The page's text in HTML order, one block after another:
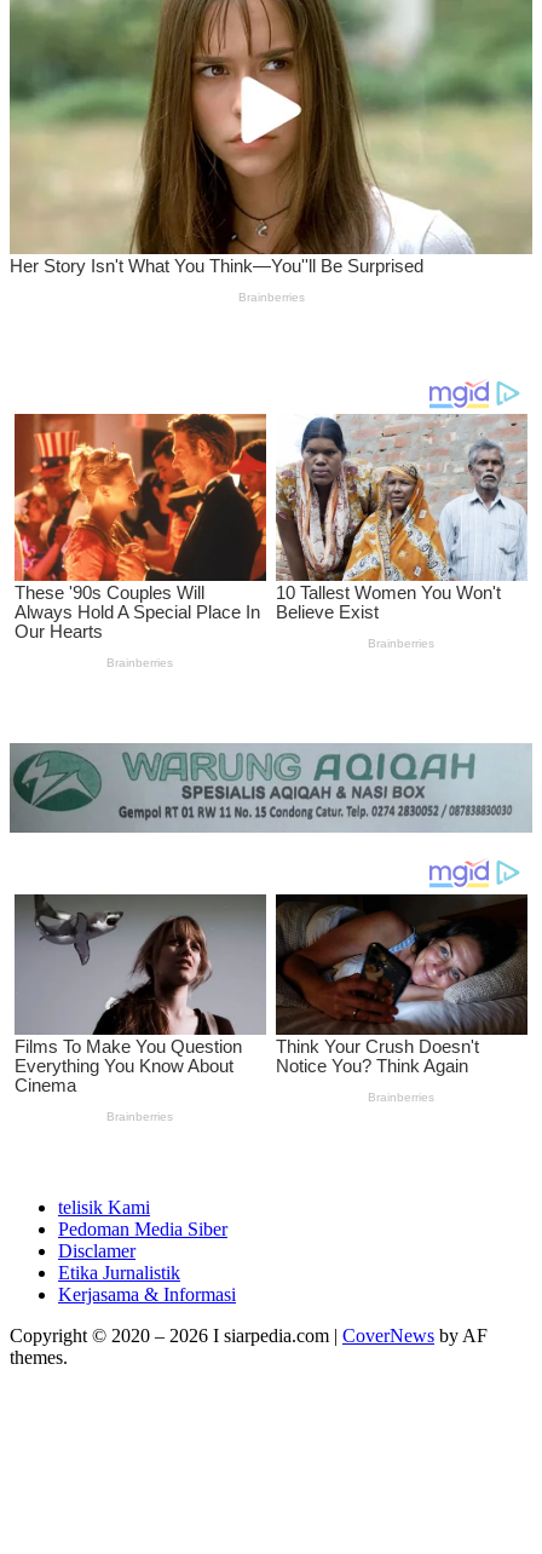
telisik Kami
Pedoman Media Siber
Disclamer
Etika Jurnalistik
Kerjasama & Informasi
Copyright © 2020 – 2026 I siarpedia.com | CoverNews by AF
themes.